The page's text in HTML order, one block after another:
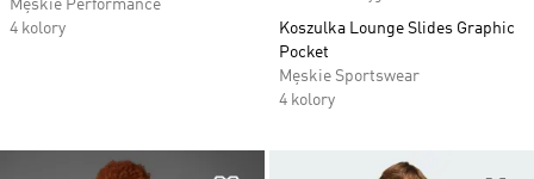
Męskie Performance
4 kolory
Koszulka Lounge Slides Graphic
Pocket
Męskie Sportswear
4 kolory